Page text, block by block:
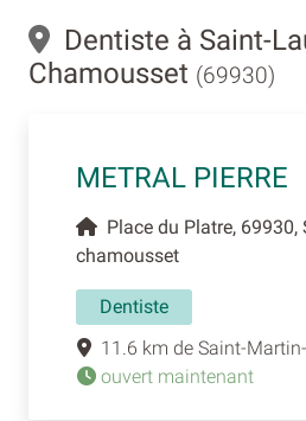
Dentiste à Saint-
Chamousset (69930)
METRAL PIERRE
Place du Platre, 69930,
chamousset
Dentiste
11.6 km de Saint-
ouvert maintenant